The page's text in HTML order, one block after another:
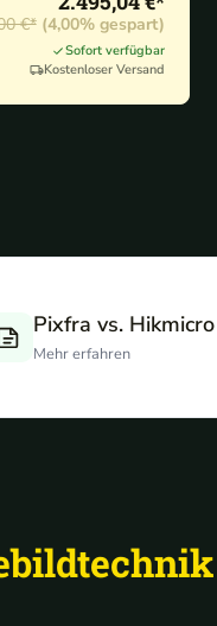
€* (4,00% gespart)
Sofort verfügbar
Kostenloser Versand
Pixfra vs. Hikmicro
Mehr erfahren